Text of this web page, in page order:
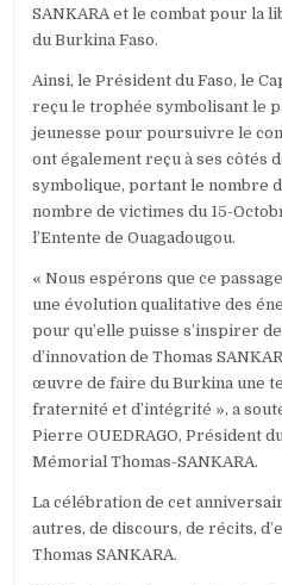
SANKARA et le combat pour la
du Burkina Faso.
Ainsi, le Président du Faso, le
reçu le trophée symbolisant le
jeunesse pour poursuivre le
ont également reçu à ses côtés
symbolique, portant le nombre
nombre de victimes du 15-
l’Entente de Ouagadougou.
« Nous espérons que ce
une évolution qualitative des
pour qu’elle puisse s’inspirer
d’innovation de Thomas
œuvre de faire du Burkina une
fraternité et d’intégrité », a
Pierre OUEDRAGO, Président
Mémorial Thomas-SANKARA.
La célébration de cet
autres, de discours, de récits,
Thomas SANKARA.